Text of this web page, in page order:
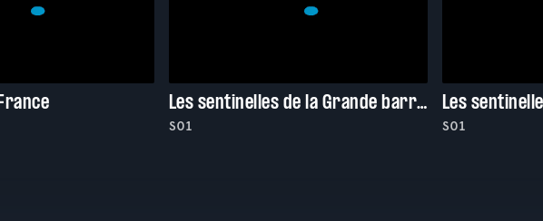
Les sentinelles de la Grande barrière de corail
S01
Les
S01